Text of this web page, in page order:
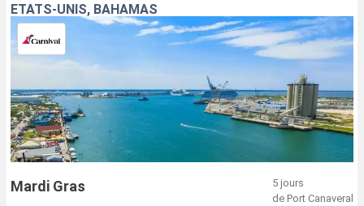
Ports Compagnies
Rechercher
ÉTATS-UNIS, BAHAMAS
Mardi Gras
5 jours
de Port Canaveral